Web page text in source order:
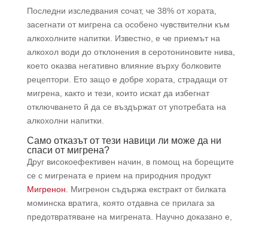
Последни изследвания сочат, че 38% от хората,
засегнати от мигрена са особено чувствителни към
алкохолните напитки. Известно, е че приемът на
алкохол води до отклонения в серотониновите нива,
което оказва негативно влияние върху болковите
рецептори. Ето защо е добре хората, страдащи от
мигрена, както и тези, които искат да избегнат
отключването й да се въздържат от употребата на
алкохолни напитки.
Само отказът от тези навици ли може да ни
спаси от мигрена?
Друг високоефективен начин, в помощ на борещите
се с мигрената е прием на природния продукт
Мигренон. Мигренон съдържа екстракт от билката
моминска вратига, която отдавна се прилага за
предотвратяване на мигрената. Научно доказано е,